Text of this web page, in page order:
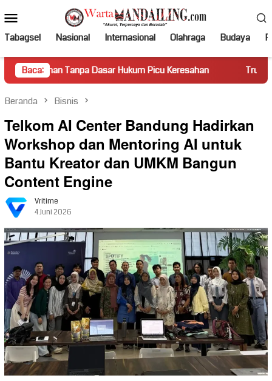
ke
kontenMobile
Tabagsel Nasional Internasional Olahraga Budaya
Baca:
Tanpa Dasar Hukum Picu Keresahan Truk Miring Hambat
Beranda Bisnis
Telkom AI Center Bandung Hadirkan
Workshop dan Mentoring AI untuk
Bantu Kreator dan UMKM Bangun
Content Engine
Vritime
4 Juni 2026